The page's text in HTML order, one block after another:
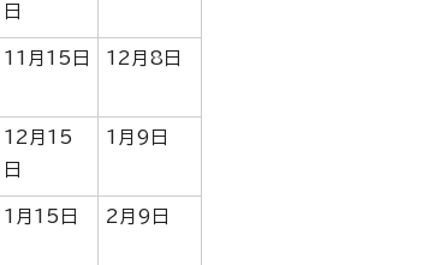
日
11月15日 12月8日
12月15
日
1月9日
1月15日 2月9日